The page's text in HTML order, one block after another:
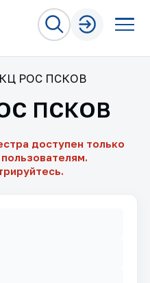
РОС ПСКОВ
ПСКОВ
доступен только